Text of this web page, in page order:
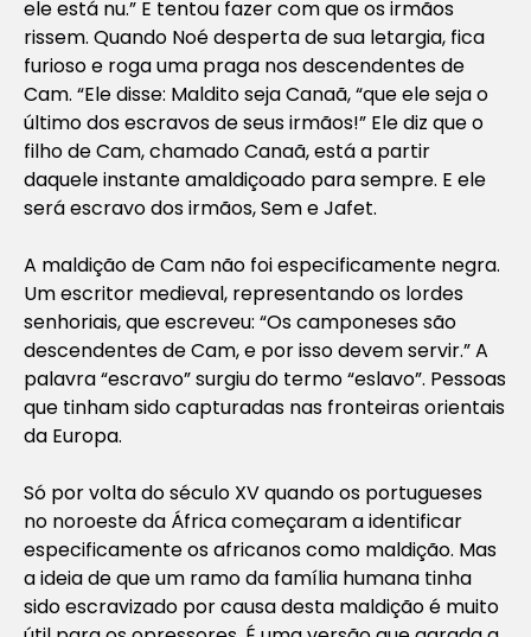
ele está nu.” E tentou fazer com que os irmãos
rissem. Quando Noé desperta de sua letargia, fica
furioso e roga uma praga nos descendentes de
Cam. “Ele disse: Maldito seja Canaã, “que ele seja o
último dos escravos de seus irmãos!” Ele diz que o
filho de Cam, chamado Canaã, está a partir
daquele instante amaldiçoado para sempre. E ele
será escravo dos irmãos, Sem e Jafet.
A maldição de Cam não foi especificamente negra.
Um escritor medieval, representando os lordes
senhoriais, que escreveu: “Os camponeses são
descendentes de Cam, e por isso devem servir.” A
palavra “escravo” surgiu do termo “eslavo”. Pessoas
que tinham sido capturadas nas fronteiras orientais
da Europa.
Só por volta do século XV quando os portugueses
no noroeste da África começaram a identificar
especificamente os africanos como maldição. Mas
a ideia de que um ramo da família humana tinha
sido escravizado por causa desta maldição é muito